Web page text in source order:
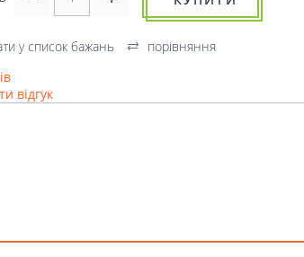
у список бажань
порівняння
відгук